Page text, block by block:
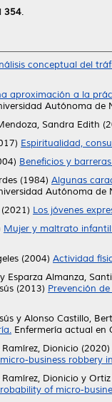
354.
conceptual del
aproximación a la
Autónoma de
Sandra Edith
Espiritualidad,
Beneficios y
(1984) Algunas
Autónoma de
(2021) Los jóvenes
Mujer y maltrato
(2004) Actividad
y Esparza Almanza,
(2013) Prevención
y Alonso Castillo,
Enfermería actual en
Dionicio (2020)
business robbery
Dionicio y Ortiz
of micro-